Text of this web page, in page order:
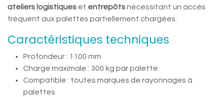
ateliers logistiques et entrepôtsnécessitant un accès
fréquent aux palettes partiellement chargées.
Caractéristiques techniques
Profondeur : 1100 mm
Charge maximale : 300 kg par palette
Compatible : toutes marques de rayonnages à
palettes